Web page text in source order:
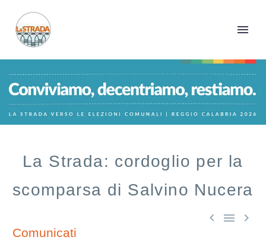
La Strada: cordoglio per la
scomparsa di Salvino Nucera
  
Comunicati